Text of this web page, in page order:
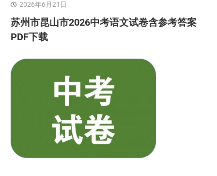
2026年6月21日
苏州市昆山市2026中考语文试卷含参考答案
PDF下载